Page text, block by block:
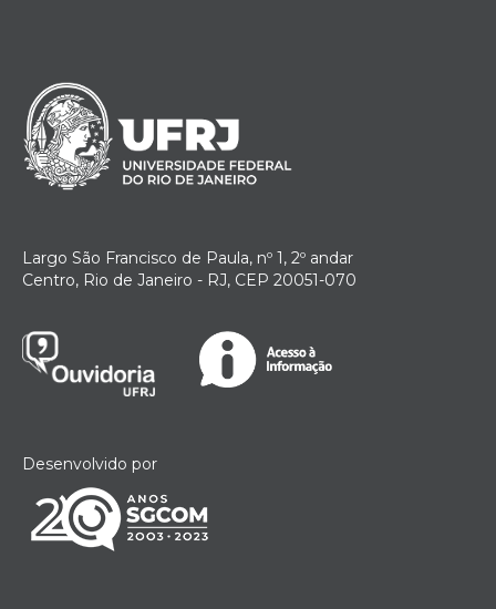
Largo São Francisco de Paula, nº 1, 2º andar
Centro, Rio de Janeiro - RJ, CEP 20051-070
Desenvolvido por